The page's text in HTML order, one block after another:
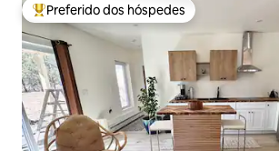
Entre os melhores preferidos dos hóspedes
Preferido dos hóspedes